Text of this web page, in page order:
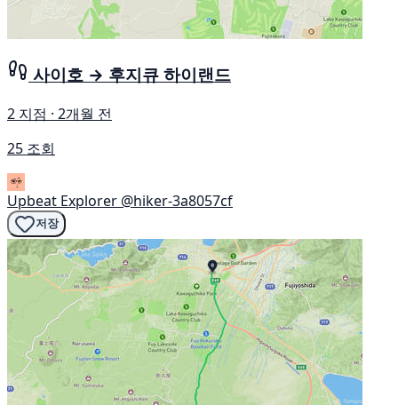
사이호 → 후지큐 하이랜드
2 지점 · 2개월 전
25 조회
Upbeat Explorer @hiker-3a8057cf
저장